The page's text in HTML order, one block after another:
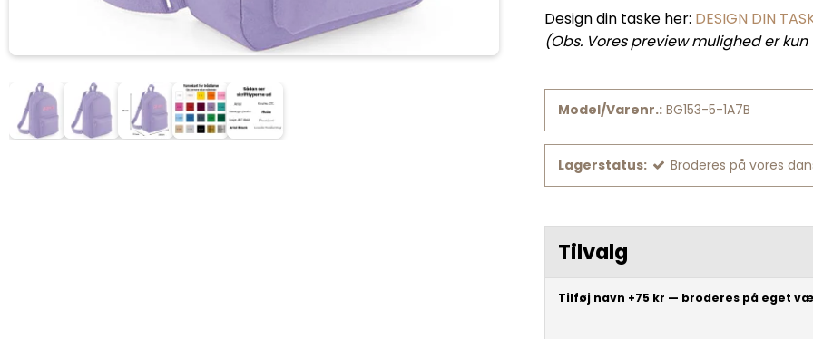
Design din taske her: DESIGN DIN
(Obs. Vores preview mulighed er
Model/Varenr.: BG153-5-1A7B
Lagerstatus: Broderes på vores
Tilvalg
Tilføj navn +75 kr — broderes på eget